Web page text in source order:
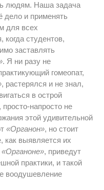
людям. Наша задача
дело и применять
для всех
когда студентов,
заставлять
. Я ни разу не
гомеопат,
, растерялся и не знал,
в острой
просто-напросто не
этой удивительной
«Органон», но стоит
как выявляется их
«Органоне», приведут
практики, и такой
воодушевление